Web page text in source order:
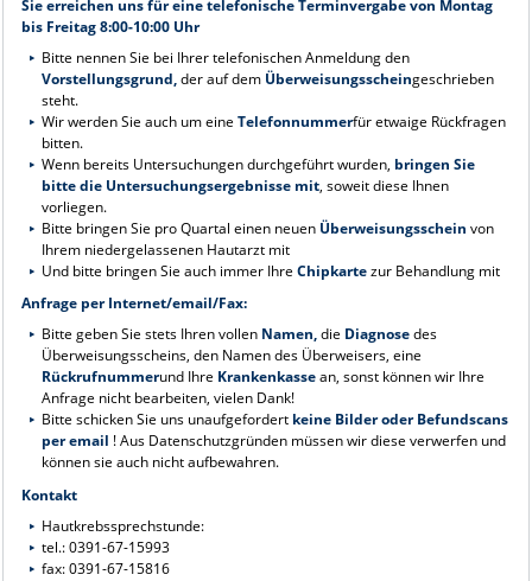
Sie erreichen uns für eine telefonische Terminvergabe von Montag
bis Freitag 8:00-10:00 Uhr
Bitte nennen Sie bei Ihrer telefonischen Anmeldung den
Vorstellungsgrund,der auf dem Überweisungsscheingeschrieben
steht.
Wir werden Sie auch um eineTelefonnummerfür etwaige Rückfragen
bitten.
Wenn bereits Untersuchungen durchgeführt wurden, bringen Sie
bitte die Untersuchungsergebnisse mit, soweit diese Ihnen
vorliegen.
Bitte bringen Sie pro Quartal einen neuen Überweisungsschein von
Ihrem niedergelassenen Hautarzt mit
Und bitte bringen Sie auch immer IhreChipkartezur Behandlung mit
Anfrage per Internet/email/Fax:
Bitte geben Sie stets Ihren vollen Namen,die Diagnosedes
Überweisungsscheins, den Namen des Überweisers, eine
Rückrufnummerund Ihre Krankenkassean, sonst können wir Ihre
Anfrage nicht bearbeiten, vielen Dank!
Bitte schicken Sie uns unaufgefordert keine Bilder oder Befundscans
per email ! Aus Datenschutzgründen müssen wir diese verwerfen und
können sie auch nicht aufbewahren.
Kontakt
Hautkrebssprechstunde:
tel.: 0391-67-15993
fax: 0391-67-15816